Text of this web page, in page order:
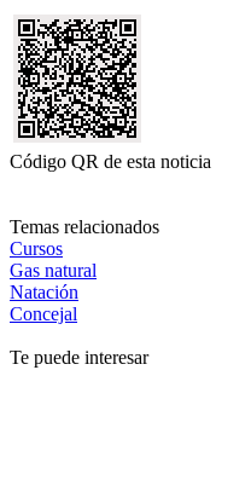
Código QR de esta noticia
Temas relacionados
Cursos
Gas natural
Natación
Concejal
Te puede interesar